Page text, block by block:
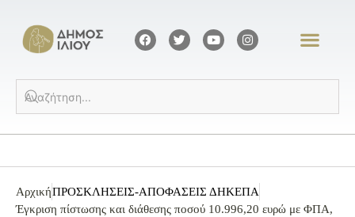
ΑρχικήΠΡΟΣΚΛΗΣΕΙΣ-ΑΠΟΦΑΣΕΙΣ ΔΗΚΕΠΑ
Έγκριση πίστωσης και διάθεσης ποσού 10.996,20 ευρώ με ΦΠΑ,